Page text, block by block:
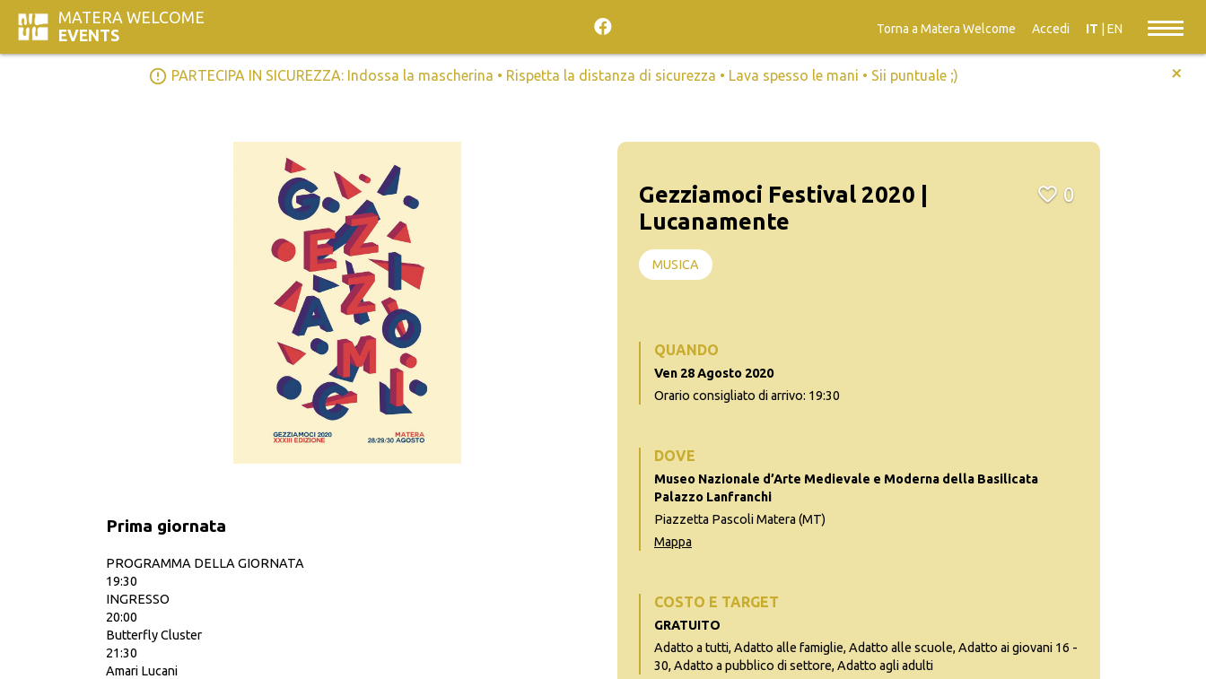
MATERA WELCOME
EVENTS
Torna a Matera Welcome Accedi IT EN
error_outline PARTECIPA IN SICUREZZA: Indossa la mascherina • Rispetta la distanza di sicurezza • Lava spesso le mani • Sii puntuale ;) +
Prima giornata
PROGRAMMA DELLA GIORNATA
19:30
INGRESSO
20:00
Butterfly Cluster
21:30
Amari Lucani
Gezziamoci Festival 2020 |
Lucanamente
0
MUSICA
QUANDO
Ven 28 Agosto 2020
Orario consigliato di arrivo: 19:30
DOVE
Museo Nazionale d’Arte Medievale e Moderna della Basilicata
Palazzo Lanfranchi
Piazzetta Pascoli Matera (MT)
Mappa
COSTO E TARGET
GRATUITO
Adatto a tutti, Adatto alle famiglie, Adatto alle scuole, Adatto ai giovani 16 -
30, Adatto a pubblico di settore, Adatto agli adulti